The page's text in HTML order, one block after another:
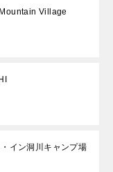
Village
イン洞川キャンプ場